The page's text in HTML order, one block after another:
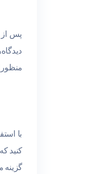
پس از
منظور
با
کنید